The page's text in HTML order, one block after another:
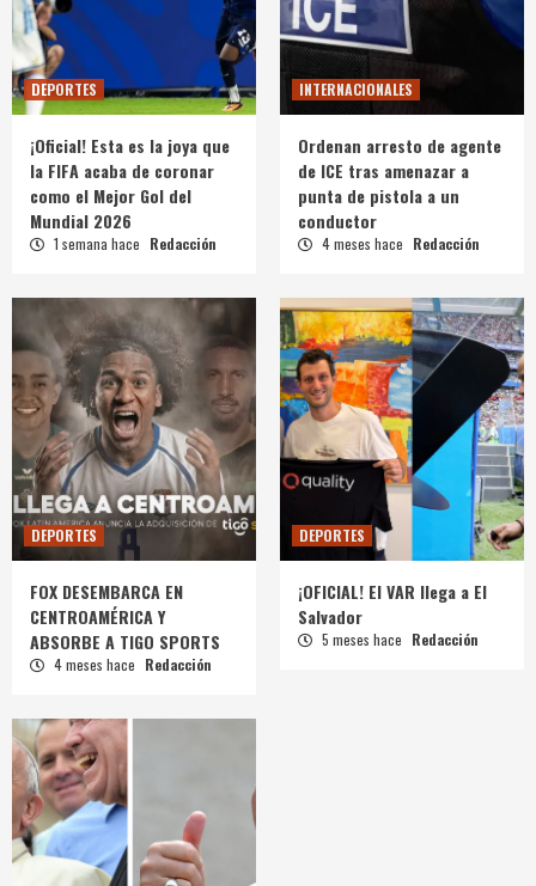
DEPORTES
¡Oficial! Esta es la joya que
la FIFA acaba de coronar
como el Mejor Gol del
Mundial 2026
1 semana hace Redacción
INTERNACIONALES
Ordenan arresto de agente
de ICE tras amenazar a
punta de pistola a un
conductor
4 meses hace Redacción
DEPORTES
FOX DESEMBARCA EN
CENTROAMÉRICA Y
ABSORBE A TIGO SPORTS
4 meses hace Redacción
DEPORTES
¡OFICIAL! El VAR llega a El
Salvador
5 meses hace Redacción